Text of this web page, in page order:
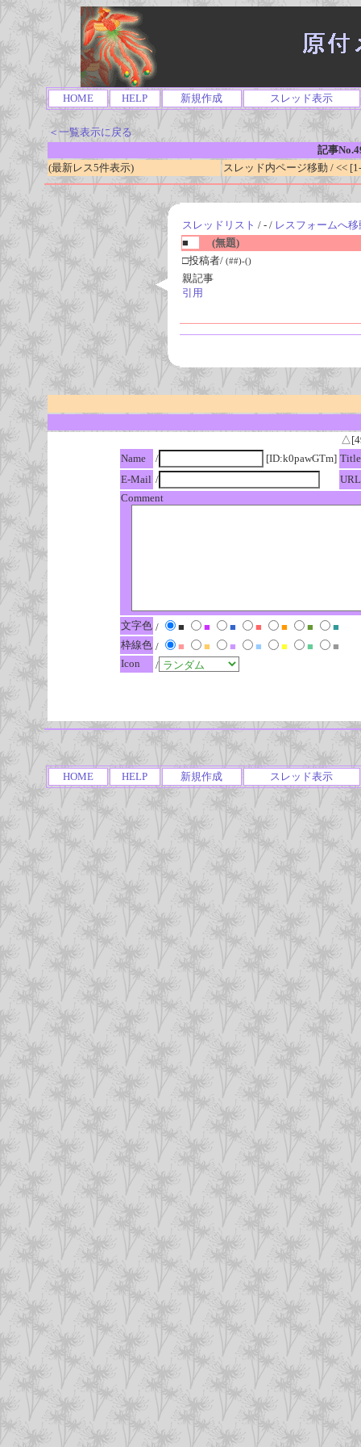
HOME HELP 新規作成 スレッド表示
＜一覧表示に戻る
記事
(最新レス5件表示)
スレッド内ページ移動 / <<
スレッドリスト / - / レスフォームへ移
■
(無題)
□投稿者/ (##)-()
親記事
引用
Name
/ [ID:k0pawGTm] Title
E-Mail /
URL
Comment
文字色 / ■ ■ ■ ■ ■ ■
■
枠線色 / ■ ■ ■ ■ ■ ■
■
Icon
/
HOME HELP 新規作成 スレッド表示